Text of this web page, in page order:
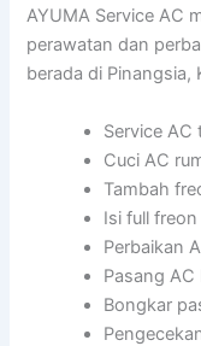
AYUMA Service AC
perawatan dan
berada di Pinangsia,
Service AC
Cuci AC
Tambah
Isi full freon
Perbaikan
Pasang AC
Bongkar